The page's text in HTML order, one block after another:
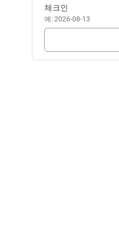
이 호텔 예약하기
체크인
예: 2026-08-13